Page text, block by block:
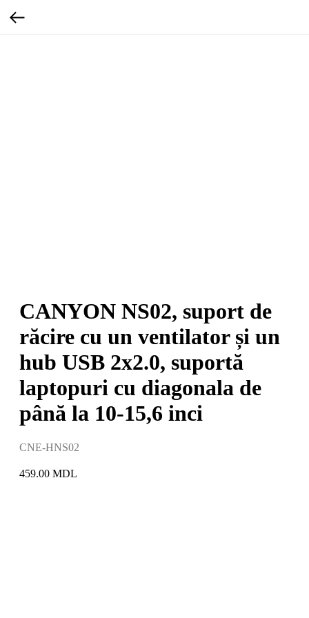
CANYON NS02, suport de
răcire cu un ventilator și un
hub USB 2x2.0, suportă
laptopuri cu diagonala de
până la 10-15,6 inci
CNE-HNS02
459.00 MDL